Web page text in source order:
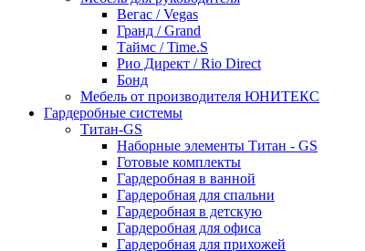
Вегас / Vegas
Гранд / Grand
Таймс / Time.S
Рио Директ / Rio Direct
Бонд
Мебель от производителя ЮНИТЕКС
Гардеробные системы
Титан-GS
Наборные элементы Титан - GS
Готовые комплекты
Гардеробная в ванной
Гардеробная для спальни
Гардеробная в детскую
Гардеробная для офиса
Гардеробная для прихожей